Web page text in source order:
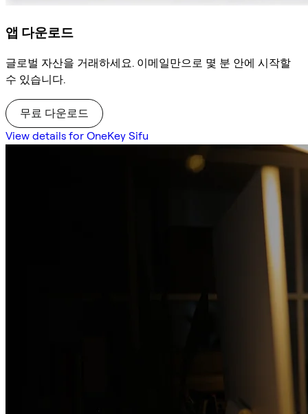
앱 다운로드
글로벌 자산을 거래하세요. 이메일만으로 몇 분 안에 시작할
수 있습니다.
무료 다운로드
View details for OneKey Sifu